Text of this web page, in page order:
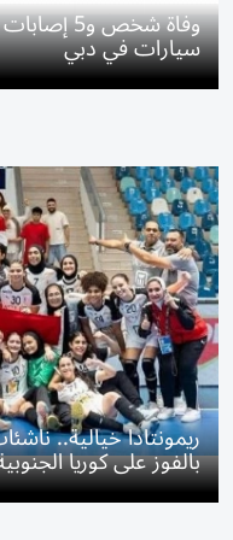
وفاة شخص
سيارات في دبي
ريمونتادا خيالية..
بالفوز على كوريا